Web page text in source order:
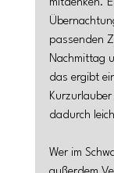
mitdenken.
passenden
Nachmittag
das ergibt
dadurch
Wer im